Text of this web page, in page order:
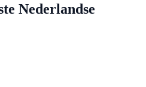
Nederlandse